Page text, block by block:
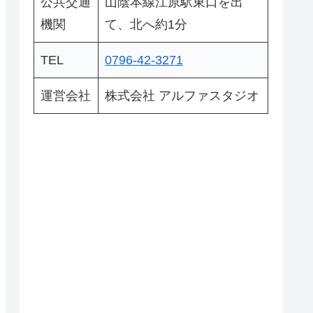
機関
て、北へ約1分
TEL 0796-42-3271
運営会社 株式会社 アルファスタジオ